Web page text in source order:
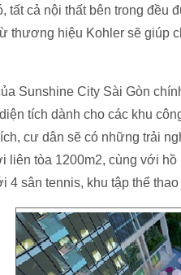
tất cả nội thất bên trong đều
thương hiệu Kohler sẽ giúp
Sunshine City Sài Gòn
tích dành cho các khu
cư dân sẽ có những trải
liên tòa 1200m2, cùng với
4 sân tennis, khu tập thể